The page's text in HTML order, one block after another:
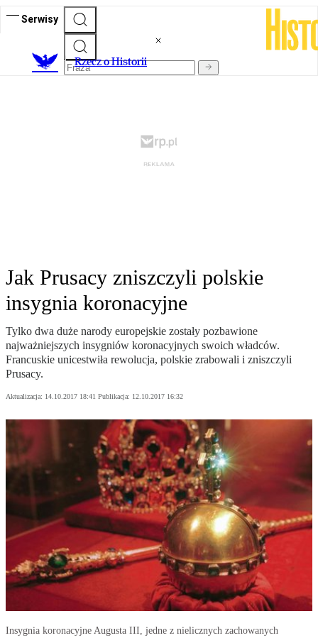
Serwisy
Rzecz o Historii
Jak Prusacy zniszczyli polskie
insygnia koronacyjne
Tylko dwa duże narody europejskie zostały pozbawione
najważniejszych insygniów koronacyjnych swoich władców.
Francuskie unicestwiła rewolucja, polskie zrabowali i zniszczyli
Prusacy.
Aktualizacja: 14.10.2017 18:41 Publikacja: 12.10.2017 16:32
Insygnia koronacyjne Augusta III, jedne z nielicznych zachowanych